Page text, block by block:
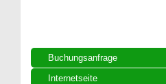
Buchungsanfrage
Internetseite